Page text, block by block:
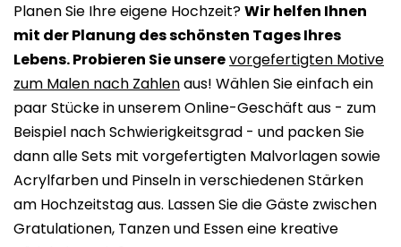
Planen Sie Ihre eigene Hochzeit?Wir helfen Ihnen
mit der Planung des schönsten Tages Ihres
Lebens. Probieren Sie unserevorgefertigten Motive
zum Malen nach Zahlenaus! Wählen Sie einfach ein
paar Stücke in unserem Online-Geschäft aus - zum
Beispiel nach Schwierigkeitsgrad - und packen Sie
dann alle Sets mit vorgefertigten Malvorlagen sowie
Acrylfarben und Pinseln in verschiedenen Stärken
am Hochzeitstag aus. Lassen Sie die Gäste zwischen
Gratulationen, Tanzen und Essen eine kreative